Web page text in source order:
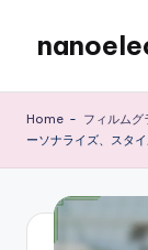
content
Home - フィルムグ
ーソナライズ、スタ